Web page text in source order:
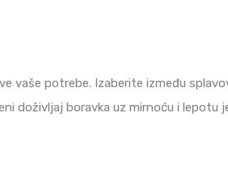
vaše potrebe. Izaberite između
doživljaj boravka uz mirnoću i lepotu